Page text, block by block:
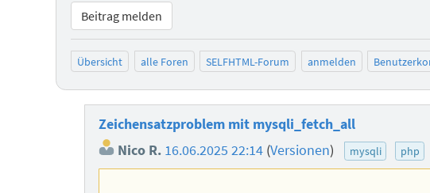
Beitrag melden
Übersicht alle Foren SELFHTML-Forum anmelden
Zeichensatzproblem mit mysqli_fetch_all
Nico R. 16.06.2025 22:14 (Versionen) mysqli php